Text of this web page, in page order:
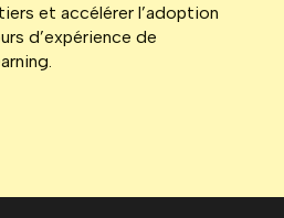
et accélérer l’adoption
d’expérience de